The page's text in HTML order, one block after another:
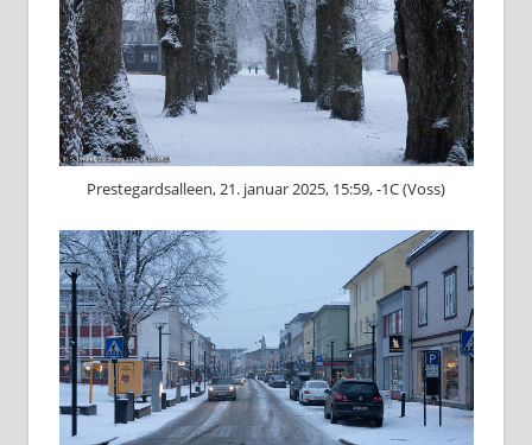
Prestegardsalleen, 21. januar 2025, 15:59, -1C (Voss)